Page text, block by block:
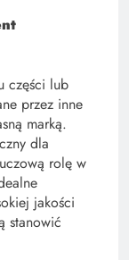
części lub
przez inne
marką.
dla
rolę w
jakości
stanowić